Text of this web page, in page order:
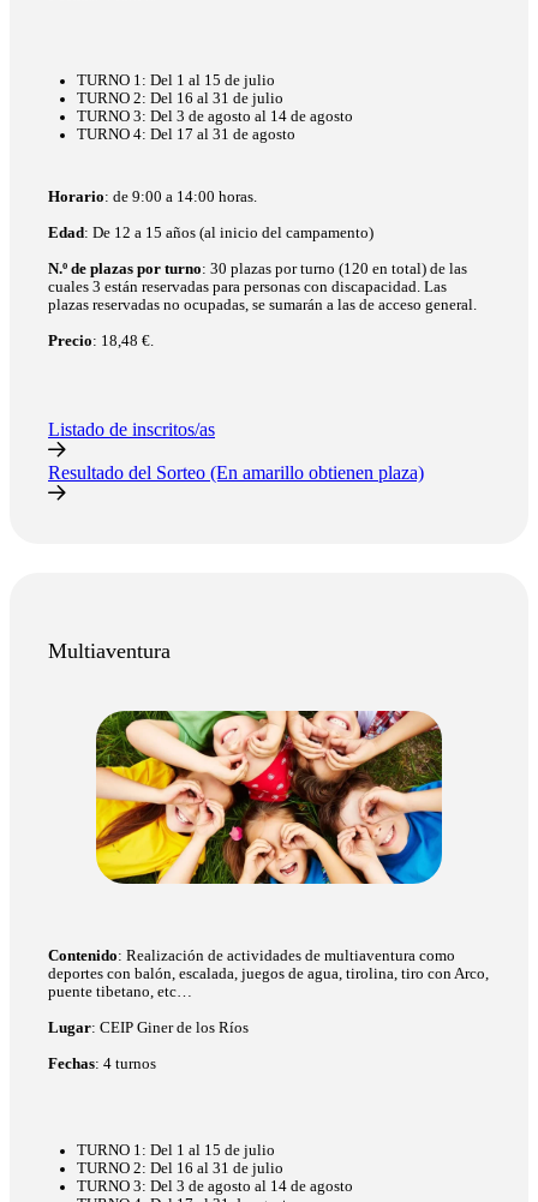
TURNO 1: Del 1 al 15 de julio
TURNO 2: Del 16 al 31 de julio
TURNO 3: Del 3 de agosto al 14 de agosto
TURNO 4: Del 17 al 31 de agosto
Horario: de 9:00 a 14:00 horas.
Edad: De 12 a 15 años (al inicio del campamento)
N.º de plazas por turno: 30 plazas por turno (120 en total) de las
cuales 3 están reservadas para personas con discapacidad. Las
plazas reservadas no ocupadas, se sumarán a las de acceso general.
Precio: 18,48 €.
Listado de inscritos/as
Resultado del Sorteo (En amarillo obtienen plaza)
Multiaventura
Contenido: Realización de actividades de multiaventura como
deportes con balón, escalada, juegos de agua, tirolina, tiro con Arco,
puente tibetano, etc…
Lugar: CEIP Giner de los Ríos
Fechas: 4 turnos
TURNO 1: Del 1 al 15 de julio
TURNO 2: Del 16 al 31 de julio
TURNO 3: Del 3 de agosto al 14 de agosto